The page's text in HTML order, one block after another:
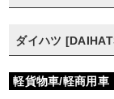
ダイハツ
軽貨物車/軽商用車